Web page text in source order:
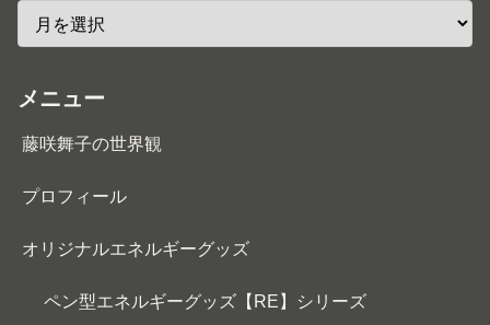
メニュー
藤咲舞子の世界観
プロフィール
オリジナルエネルギーグッズ
ペン型エネルギーグッズ【RE】シリーズ